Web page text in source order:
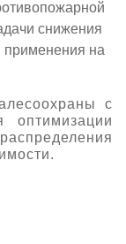
снижения
применения на
с
оптимизации